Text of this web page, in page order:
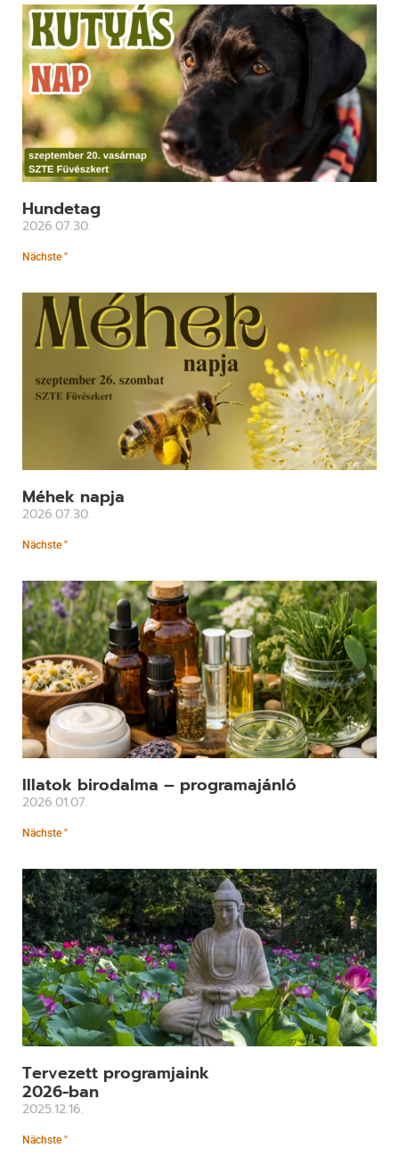
Hundetag
2026.07.30.
Nächste "
Méhek napja
2026.07.30.
Nächste "
Illatok birodalma – programajánló
2026.01.07.
Nächste "
Tervezett programjaink
2026-ban
2025.12.16.
Nächste "